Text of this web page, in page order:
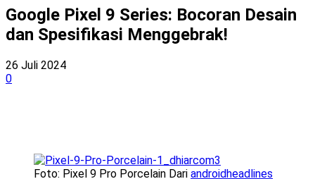
Google Pixel 9 Series: Bocoran Desain
dan Spesifikasi Menggebrak!
26 Juli 2024
0
Foto: Pixel 9 Pro Porcelain Dari androidheadlines